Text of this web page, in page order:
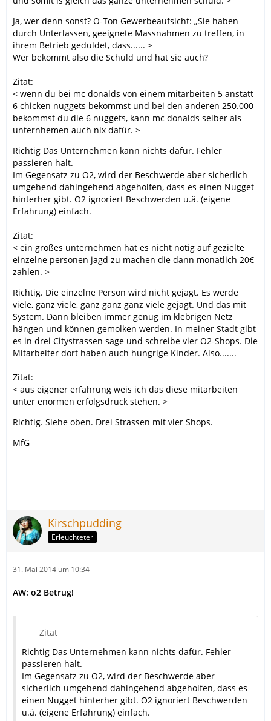
Ja, wer denn sonst? O-Ton Gewerbeaufsicht: „Sie haben
durch Unterlassen, geeignete Massnahmen zu treffen, in
ihrem Betrieb geduldet, dass...... >
Wer bekommt also die Schuld und hat sie auch?
Zitat:
< wenn du bei mc donalds von einem mitarbeiten 5 anstatt
6 chicken nuggets bekommst und bei den anderen 250.000
bekommst du die 6 nuggets, kann mc donalds selber als
unternhemen auch nix dafür. >
Richtig Das Unternehmen kann nichts dafür. Fehler
passieren halt.
Im Gegensatz zu O2, wird der Beschwerde aber sicherlich
umgehend dahingehend abgeholfen, dass es einen Nugget
hinterher gibt. O2 ignoriert Beschwerden u.ä. (eigene
Erfahrung) einfach.
Zitat:
< ein großes unternehmen hat es nicht nötig auf gezielte
einzelne personen jagd zu machen die dann monatlich 20€
zahlen. >
Richtig. Die einzelne Person wird nicht gejagt. Es werde
viele, ganz viele, ganz ganz ganz viele gejagt. Und das mit
System. Dann bleiben immer genug im klebrigen Netz
hängen und können gemolken werden. In meiner Stadt gibt
es in drei Citystrassen sage und schreibe vier O2-Shops. Die
Mitarbeiter dort haben auch hungrige Kinder. Also.......
Zitat:
< aus eigener erfahrung weis ich das diese mitarbeiten
unter enormen erfolgsdruck stehen. >
Richtig. Siehe oben. Drei Strassen mit vier Shops.
MfG
Kirschpudding
Erleuchteter
31. Mai 2014 um 10:34
AW: o2 Betrug!
Zitat
Richtig Das Unternehmen kann nichts dafür. Fehler
passieren halt.
Im Gegensatz zu O2, wird der Beschwerde aber
sicherlich umgehend dahingehend abgeholfen, dass es
einen Nugget hinterher gibt. O2 ignoriert Beschwerden
u.ä. (eigene Erfahrung) einfach.